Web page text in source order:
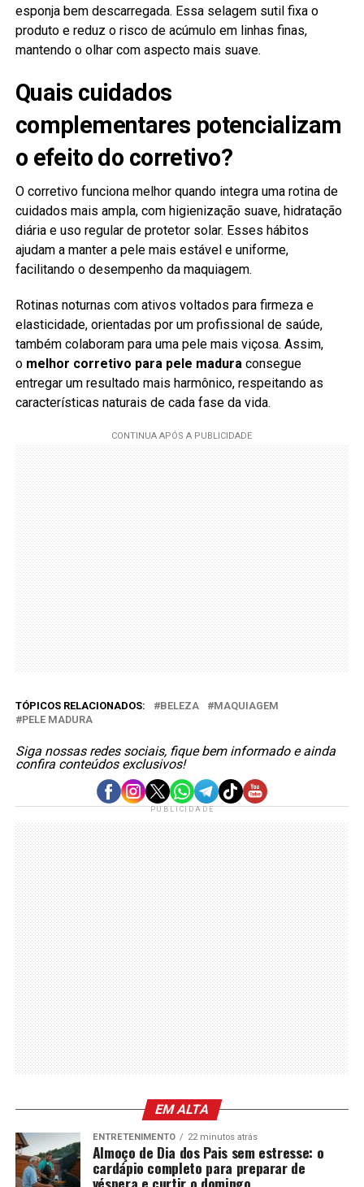
esponja bem descarregada. Essa selagem sutil fixa o
produto e reduz o risco de acúmulo em linhas finas,
mantendo o olhar com aspecto mais suave.
Quais cuidados
complementares potencializam
o efeito do corretivo?
O corretivo funciona melhor quando integra uma rotina de
cuidados mais ampla, com higienização suave, hidratação
diária e uso regular de protetor solar. Esses hábitos
ajudam a manter a pele mais estável e uniforme,
facilitando o desempenho da maquiagem.
Rotinas noturnas com ativos voltados para firmeza e
elasticidade, orientadas por um profissional de saúde,
também colaboram para uma pele mais viçosa. Assim,
o melhor corretivo para pele maduraconsegue
entregar um resultado mais harmônico, respeitando as
características naturais de cada fase da vida.
TÓPICOS RELACIONADOS: BELEZA
MAQUIAGEM
PELE MADURA
Siga nossas redes sociais, fique bem informado e ainda
confira conteúdos exclusivos!
PUBLICIDADE
EM ALTA
ENTRETENIMENTO 22 minutos atrás
Almoço de Dia dos Pais sem estresse: o
cardápio completo para preparar de